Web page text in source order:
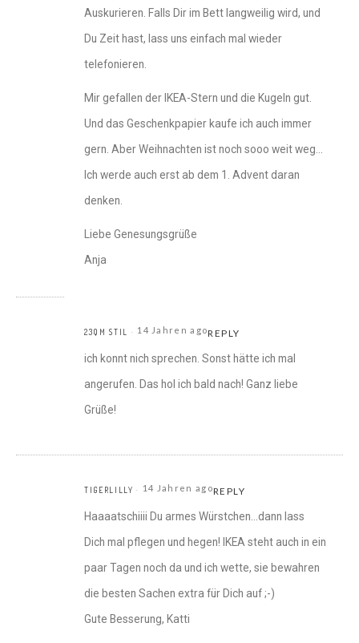
Auskurieren. Falls Dir im Bett langweilig wird, und
Du Zeit hast, lass uns einfach mal wieder
telefonieren.
Mir gefallen der IKEA-Stern und die Kugeln gut.
Und das Geschenkpapier kaufe ich auch immer
gern. Aber Weihnachten ist noch sooo weit weg…
Ich werde auch erst ab dem 1. Advent daran
denken.
Liebe Genesungsgrüße
Anja
23QM STIL 14 Jahren agoREPLY
ich konnt nich sprechen. Sonst hätte ich mal
angerufen. Das hol ich bald nach! Ganz liebe
Grüße!
TIGERLILLY 14 Jahren agoREPLY
Haaaatschiiii Du armes Würstchen…dann lass
Dich mal pflegen und hegen! IKEA steht auch in ein
paar Tagen noch da und ich wette, sie bewahren
die besten Sachen extra für Dich auf ;-)
Gute Besserung, Katti